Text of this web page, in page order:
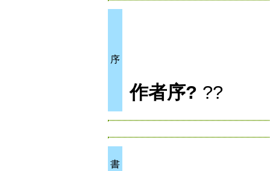
序
作者序? ??
書